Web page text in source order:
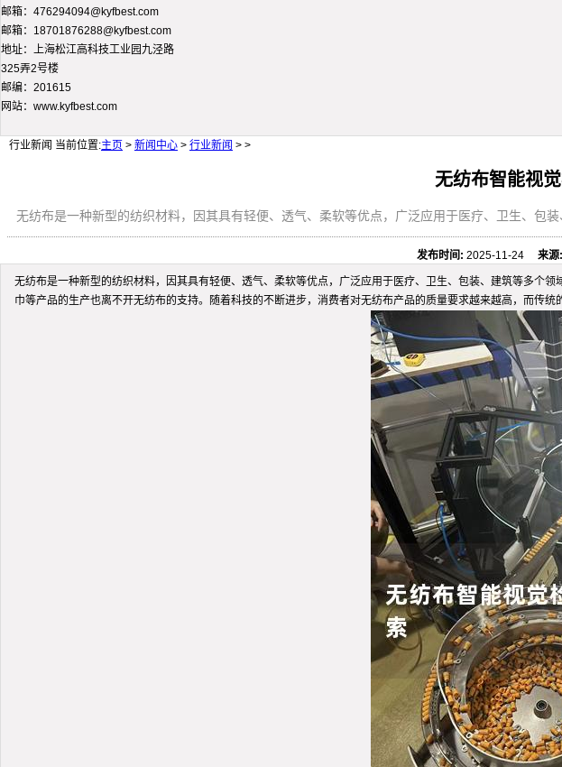
邮箱：476294094@kyfbest.com
邮箱：18701876288@kyfbest.com
地址：上海松江高科技工业园九泾路
325弄2号楼
邮编：201615
网站：www.kyfbest.com
行业新闻 当前位置:主页 > 新闻中心 > 行业新闻 > >
无纺布智能视
无纺布是一种新型的纺织材料，因其具有轻便、透气、柔软等优点，广泛应用于医疗、卫生、包
发布时间: 2025-11-24来源:
无纺布是一种新型的纺织材料，因其具有轻便、透气、柔软等优点，广泛应用于医疗、卫生、包装、建筑等多个
巾等产品的生产也离不开无纺布的支持。随着科技的不断进步，消费者对无纺布产品的质量要求越来越高，而传